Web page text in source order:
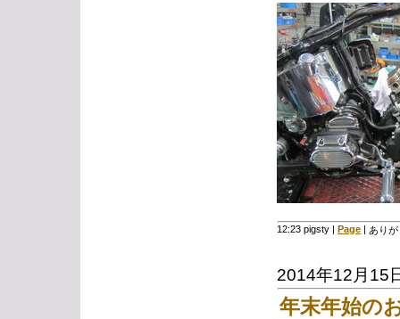
12:23 pigsty | Page | あり
2014年12月15
年末年始の